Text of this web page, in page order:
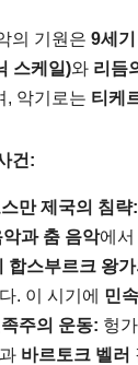
의 기원은 9세
스케일)와 리듬
, 악기로는 티케
건:
만 제국의 침략:
과 춤 음악에서
합스부르크 왕
. 이 시기에 민
주의 운동: 헝
과 바르토크 벨러